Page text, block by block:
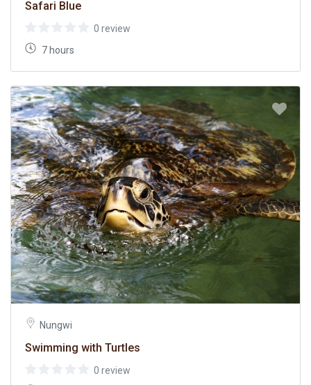
Safari Blue
0 review
7 hours
Nungwi
Swimming with Turtles
0 review